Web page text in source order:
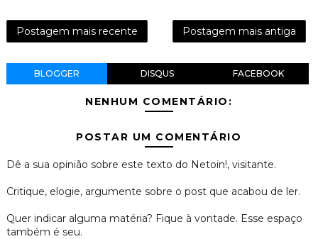
Postagem mais recente Postagem mais antiga
BLOGGER DISQUS FACEBOOK
NENHUM COMENTÁRIO:
POSTAR UM COMENTÁRIO
Dê a sua opinião sobre este texto do Netoin!, visitante.
Critique, elogie, argumente sobre o post que acabou de ler.
Quer indicar alguma matéria? Fique à vontade. Esse espaço
também é seu.